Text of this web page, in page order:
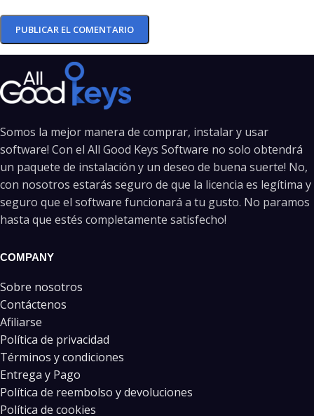
Somos la mejor manera de comprar, instalar y usar
software! Con el All Good Keys Software no solo obtendrá
un paquete de instalación y un deseo de buena suerte! No,
con nosotros estarás seguro de que la licencia es legítima y
seguro que el software funcionará a tu gusto. No paramos
hasta que estés completamente satisfecho!
COMPANY
Sobre nosotros
Contáctenos
Afiliarse
Política de privacidad
Términos y condiciones
Entrega y Pago
Política de reembolso y devoluciones
Política de cookies